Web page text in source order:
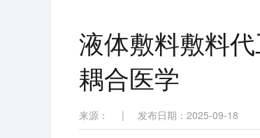
液体敷料敷料
耦合医学
来源： | 发布日期：2025-09-18